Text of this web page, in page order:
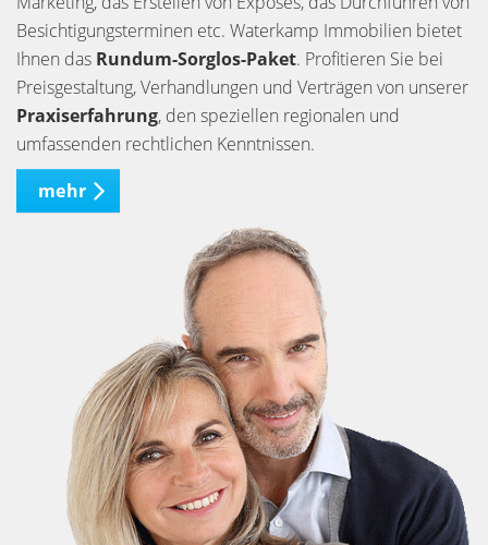
Besichtigungsterminen etc. Waterkamp Immobilien bietet
Ihnen das Rundum-Sorglos-Paket. Profitieren Sie bei
Preisgestaltung, Verhandlungen und Verträgen von unserer
Praxiserfahrung, den speziellen regionalen und
umfassenden rechtlichen Kenntnissen.
mehr